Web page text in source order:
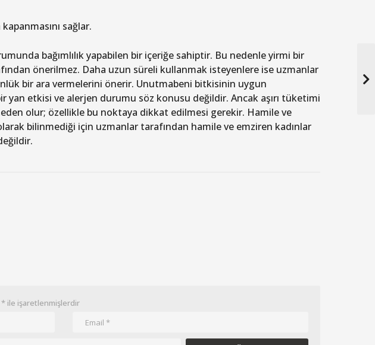
sağlar.
bağımlılık yapabilen bir içeriğe sahiptir. Bu nedenle yirmi bir
önerilmez. Daha uzun süreli kullanmak isteyenlere ise uzmanlar
bir ara vermelerini önerir. Unutmabeni bitkisinin uygun
etkisi ve alerjen durumu söz konusu değildir. Ancak aşırı tüketimi
olur; özellikle bu noktaya dikkat edilmesi gerekir. Hamile ve
bilinmediği için uzmanlar tarafından hamile ve emziren kadınlar
*ile işaretlenmişlerdir